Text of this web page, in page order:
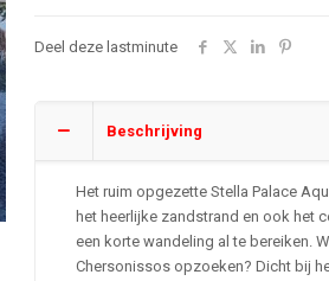
Deel deze lastminute
Beschrijving
Het ruim opgezette Stella Palace
het heerlijke zandstrand en ook het
een korte wandeling al te bereiken.
Chersonissos opzoeken? Dicht bij